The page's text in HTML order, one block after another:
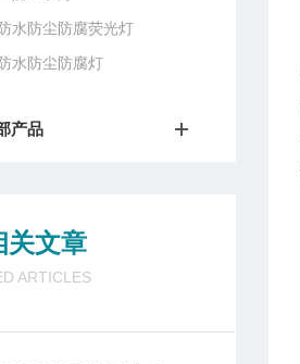
水防尘防腐荧光灯
水防尘防腐灯
产品
关文章
ARTICLES